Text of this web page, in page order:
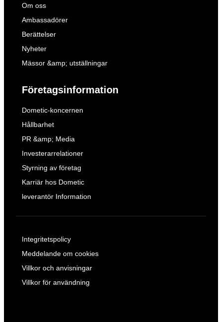
Om oss
Ambassadörer
Berättelser
Nyheter
Mässor &amp; utställningar
Företagsinformation
Dometic-koncernen
Hållbarhet
PR &amp; Media
Investerarrelationer
Styrning av företag
Karriär hos Dometic
leverantör Information
Integritetspolicy
Meddelande om cookies
Villkor och anvisningar
Villkor för användning